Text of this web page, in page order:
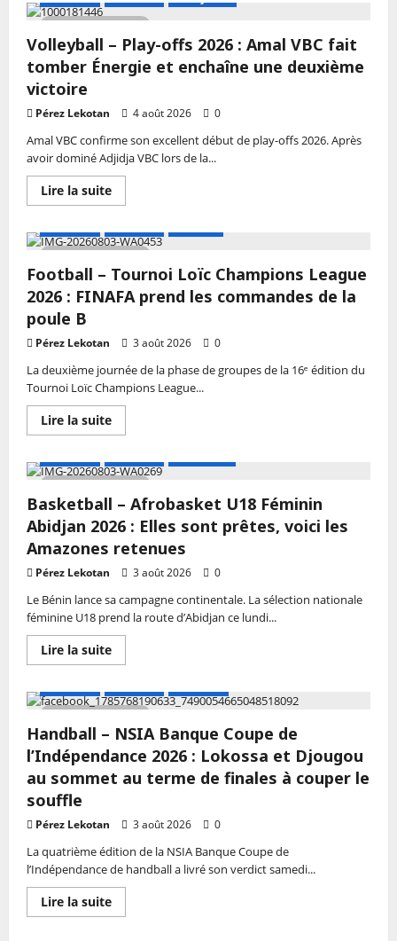
Volleyball
–
Play-
offs
2026
:
frappe
un
coup,
Énergie
BBC
pour
la
fois,
le
des
deux
journées
Volleyball – Play-offs 2026 : Amal VBC fait
tomber Énergie et enchaîne une deuxième
victoire
Pérez Lekotan 4 août 2026 0
Amal VBC confirme son excellent début de play-offs 2026. Après
avoir dominé Adjidja VBC lors de la...
Lire la suiteEn
savoir
Volleyball
–
offs
2026
:
fait
tomber
Énergie
et
enchaîne
une
victoire
Football – Tournoi Loïc Champions League
2026 : FINAFA prend les commandes de la
poule B
Pérez Lekotan 3 août 2026 0
La deuxième journée de la phase de groupes de la 16ᵉ édition du
Tournoi Loïc Champions League...
Lire la suiteEn
savoir
Football
–
Tournoi
Loïc
Champions
League
2026
FINAFA
prend
commandes
de
B
Basketball – Afrobasket U18 Féminin
Abidjan 2026 : Elles sont prêtes, voici les
Amazones retenues
Pérez Lekotan 3 août 2026 0
Le Bénin lance sa campagne continentale. La sélection nationale
féminine U18 prend la route d’Abidjan ce lundi...
Lire la suiteEn
savoir
Basketball
–
U18
Féminin
Abidjan
2026
:
prêtes,
les
Amazones
retenues
Handball – NSIA Banque Coupe de
l’Indépendance 2026 : Lokossa et Djougou
au sommet au terme de finales à couper le
souffle
Pérez Lekotan 3 août 2026 0
La quatrième édition de la NSIA Banque Coupe de
l’Indépendance de handball a livré son verdict samedi...
Lire la suiteEn
savoir